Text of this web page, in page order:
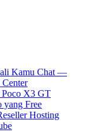
Kamu Chat —
Poco X3 GT
yang Free
Hosting